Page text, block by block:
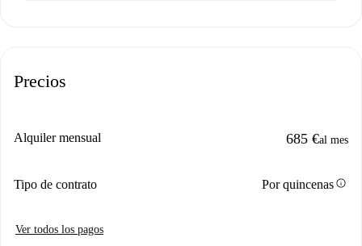
Precios
Alquiler mensual 685 €al mes
Tipo de contrato Por quincenasinfo
Ver todos los pagos